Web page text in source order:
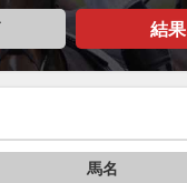
結果
馬名